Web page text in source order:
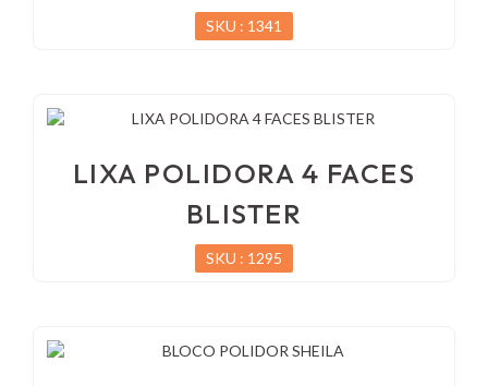
SKU : 1341
LIXA POLIDORA 4 FACES
BLISTER
SKU : 1295